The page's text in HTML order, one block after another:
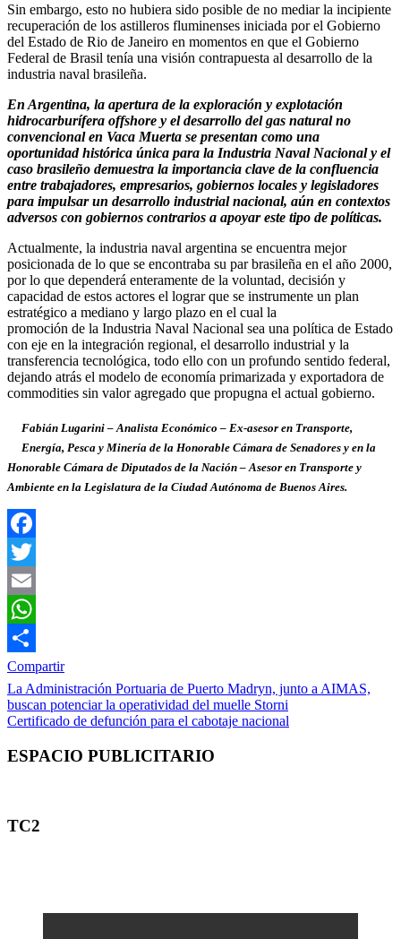
Sin embargo, esto no hubiera sido posible de no mediar la incipiente
recuperación de los astilleros fluminenses iniciada por el Gobierno
del Estado de Rio de Janeiro en momentos en que el Gobierno
Federal de Brasil tenía una visión contrapuesta al desarrollo de la
industria naval brasileña.
En Argentina, la apertura de la exploración y explotación
hidrocarburífera offshore y el desarrollo del gas natural no
convencional en Vaca Muerta se presentan como una
oportunidad histórica única para la Industria Naval Nacional y el
caso brasileño demuestra la importancia clave de la confluencia
entre trabajadores, empresarios, gobiernos locales y legisladores
para impulsar un desarrollo industrial nacional, aún en contextos
adversos con gobiernos contrarios a apoyar este tipo de políticas.
Actualmente, la industria naval argentina se encuentra mejor
posicionada de lo que se encontraba su par brasileña en el año 2000,
por lo que dependerá enteramente de la voluntad, decisión y
capacidad de estos actores el lograr que se instrumente un plan
estratégico a mediano y largo plazo en el cual la
promoción de la Industria Naval Nacional sea una política de Estado
con eje en la integración regional, el desarrollo industrial y la
transferencia tecnológica, todo ello con un profundo sentido federal,
dejando atrás el modelo de economía primarizada y exportadora de
commodities sin valor agregado que propugna el actual gobierno.
Fabián Lugarini – Analista Económico – Ex-asesor en Transporte,
Energía, Pesca y Minería de la Honorable Cámara de Senadores y en la
Honorable Cámara de Diputados de la Nación – Asesor en Transporte y
Ambiente en la Legislatura de la Ciudad Autónoma de Buenos Aires.
Facebook
Twitter
Email
WhatsApp
Compartir
Navegación
de
La Administración Portuaria de Puerto Madryn, junto a AIMAS,
buscan potenciar la operatividad del muelle Storni
Certificado de defunción para el cabotaje nacional
ESPACIO PUBLICITARIO
TC2